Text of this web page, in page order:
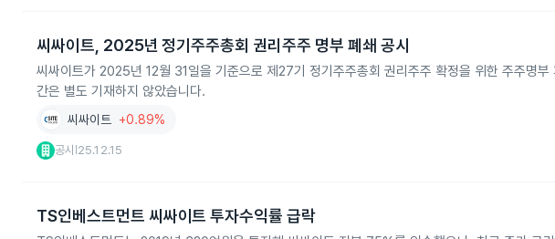
씨싸이트, 2025년 정기주주총회 권리주주 명부 폐쇄 공시
씨싸이트가 2025년 12월 31일을 기준으로 제27기 정기주주총회 권리주주 확정을 위한 주주명부
간은 별도 기재하지 않았습니다.
씨싸이트 +0.89%
공시 25.12.15
TS인베스트먼트 씨싸이트 투자수익률 급락